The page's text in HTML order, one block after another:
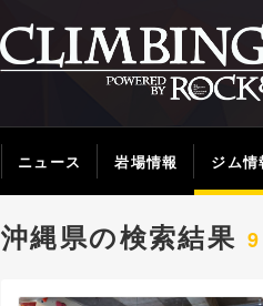
ニュース 岩場情報 ジム情
沖縄県の検索結果